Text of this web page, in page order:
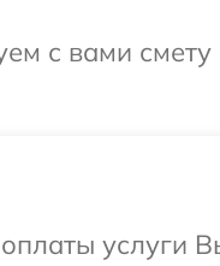
с вами
оплаты